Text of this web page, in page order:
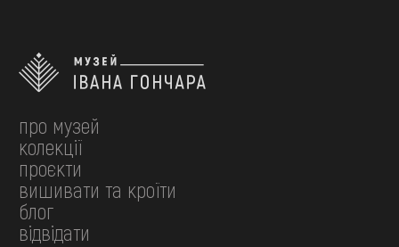
про музей
колекції
проєкти
вишивати та кроїти
блог
відвідати